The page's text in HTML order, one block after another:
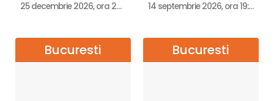
25 decembrie 2026, ora 20:00 14 septembrie 2026, ora 19:00
Bucuresti Bucuresti